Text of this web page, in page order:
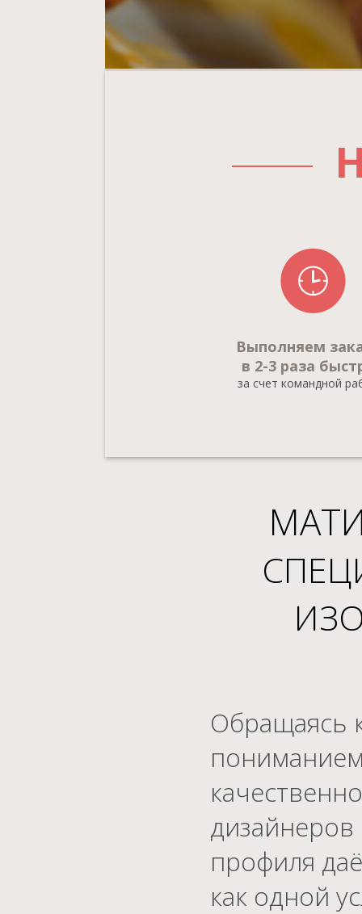
Выполняем
в 2-3 раза
за счет командной
Обращаясь
профиля
как одной